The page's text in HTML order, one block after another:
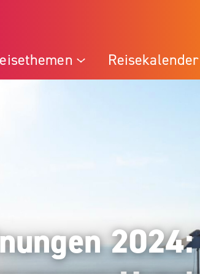
Reisekalender